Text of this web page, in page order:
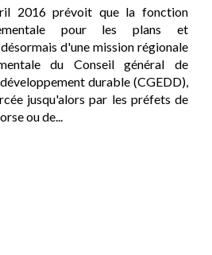
2016 prévoit que la fonction
pour les plans et
d'une mission régionale
du Conseil général de
durable (CGEDD),
jusqu'alors par les préfets de
ou de...